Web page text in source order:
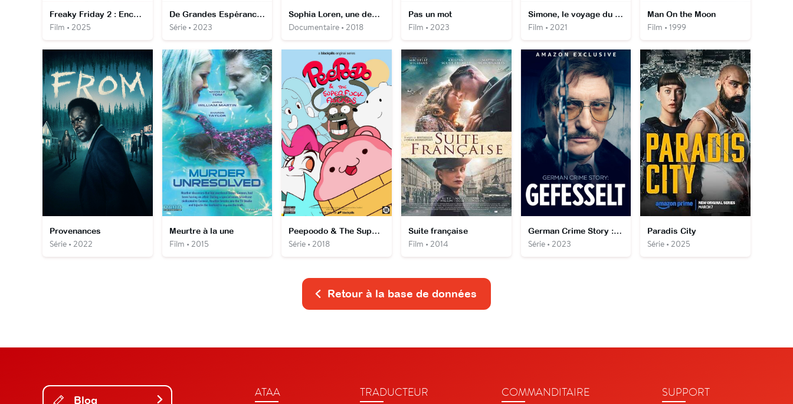
Freaky Friday 2 : Encore dans la peau de ma mère
Film • 2025
De Grandes Espérances
Série • 2023
Sophia Loren, une destinée particulière
Documentaire • 2018
Pas un mot
Film • 2023
Simone, le voyage du siècle
Film • 2021
Man On the Moon
Film • 1999
Provenances
Série • 2022
Meurtre à la une
Film • 2015
Peepoodo & The Super Fuck Friends
Série • 2018
Suite française
Film • 2014
German Crime Story : Captives
Série • 2023
Paradis City
Série • 2025
Retour à la base de données
Blog
ATAA TRADUCTEUR COMMANDITAIRE SUPPORT